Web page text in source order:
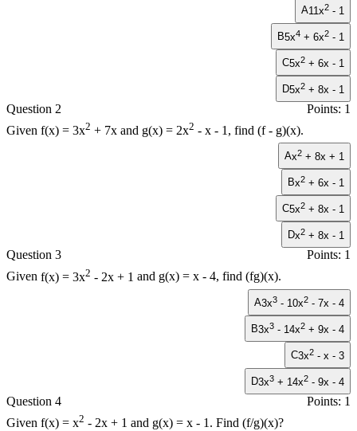
A11x2 - 1
B5x4 + 6x2 - 1
C5x2 + 6x - 1
D5x2 + 8x - 1
Question 2
Points: 1
Givenf(x) = 3x2 + 7xandg(x) = 2x2 - x - 1 , find(f - g)(x)
Ax2 + 8x + 1
Bx2 + 6x - 1
C5x2 + 8x - 1
Dx2 + 8x - 1
Question 3
Points: 1
Givenf(x) = 3x2 - 2x + 1andg(x) = x - 4 , find(fg)(x)
A3x3 - 10x2 - 7x - 4
B3x3 - 14x2 + 9x - 4
C3x2 - x - 3
D3x3 + 14x2 - 9x - 4
Question 4
Points: 1
Givenf(x) = x2 - 2x + 1andg(x) = x - 1 . Find(f/g)(x)?